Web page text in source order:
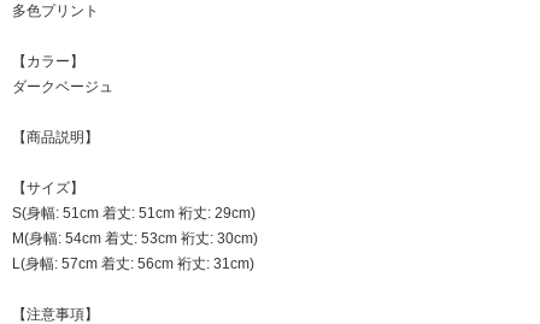
多色プリント
【カラー】
ダークベージュ
【商品説明】
【サイズ】
S(身幅: 51cm 着丈: 51cm 裄丈: 29cm)
M(身幅: 54cm 着丈: 53cm 裄丈: 30cm)
L(身幅: 57cm 着丈: 56cm 裄丈: 31cm)
【注意事項】